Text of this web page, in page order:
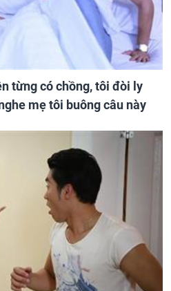
từng có chồng, tôi đòi ly
mẹ tôi buông câu này